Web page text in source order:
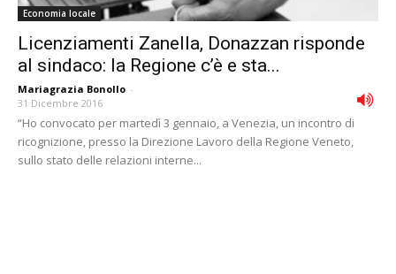
Economia locale
Licenziamenti Zanella, Donazzan risponde
al sindaco: la Regione c’è e sta...
Mariagrazia Bonollo -
31 Dicembre 2016
“Ho convocato per martedì 3 gennaio, a Venezia, un incontro di
ricognizione, presso la Direzione Lavoro della Regione Veneto,
sullo stato delle relazioni interne...